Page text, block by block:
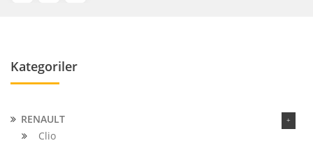
Kategoriler
RENAULT
Clio